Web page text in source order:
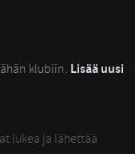
klubiin. Lisää uusi
lukea ja lähettää